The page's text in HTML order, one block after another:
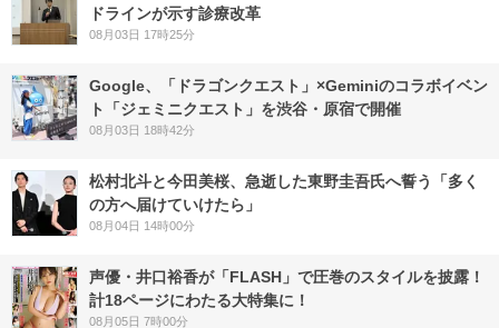
ドラインが示す診療改革
08月03日 17時25分
Google、「ドラゴンクエスト」×Geminiのコラボイベン
ト「ジェミニクエスト」を渋谷・原宿で開催
08月03日 18時42分
松村北斗と今田美桜、急逝した東野圭吾氏へ誓う「多く
の方へ届けていけたら」
08月04日 14時00分
声優・井口裕香が「FLASH」で圧巻のスタイルを披露！
計18ページにわたる大特集に！
08月05日 7時00分